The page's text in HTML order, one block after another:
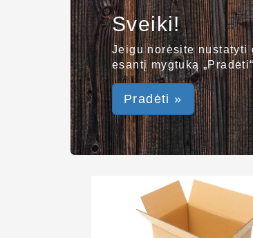
Sveiki!
Jeigu norėsite
esantį mygtuką
Pradėti »